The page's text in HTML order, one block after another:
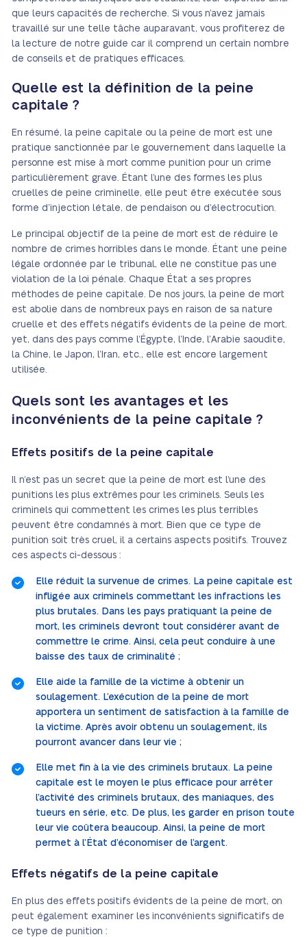
que leurs capacités de recherche. Si vous n’avez jamais
travaillé sur une telle tâche auparavant, vous profiterez de
la lecture de notre guide car il comprend un certain nombre
de conseils et de pratiques efficaces.
Quelle est la définition de la peine
capitale ?
En résumé, la peine capitale ou la peine de mort est une
pratique sanctionnée par le gouvernement dans laquelle la
personne est mise à mort comme punition pour un crime
particulièrement grave. Étant l’une des formes les plus
cruelles de peine criminelle, elle peut être exécutée sous
forme d’injection létale, de pendaison ou d’électrocution.
Le principal objectif de la peine de mort est de réduire le
nombre de crimes horribles dans le monde. Étant une peine
légale ordonnée par le tribunal, elle ne constitue pas une
violation de la loi pénale. Chaque État a ses propres
méthodes de peine capitale. De nos jours, la peine de mort
est abolie dans de nombreux pays en raison de sa nature
cruelle et des effets négatifs évidents de la peine de mort.
yet, dans des pays comme l’Égypte, l’Inde, l’Arabie saoudite,
la Chine, le Japon, l’Iran, etc., elle est encore largement
utilisée.
Quels sont les avantages et les
inconvénients de la peine capitale ?
Effets positifs de la peine capitale
Il n’est pas un secret que la peine de mort est l’une des
punitions les plus extrêmes pour les criminels. Seuls les
criminels qui commettent les crimes les plus terribles
peuvent être condamnés à mort. Bien que ce type de
punition soit très cruel, il a certains aspects positifs. Trouvez
ces aspects ci-dessous :
Elle réduit la survenue de crimes. La peine capitale est
infligée aux criminels commettant les infractions les
plus brutales. Dans les pays pratiquant la peine de
mort, les criminels devront tout considérer avant de
commettre le crime. Ainsi, cela peut conduire à une
baisse des taux de criminalité ;
Elle aide la famille de la victime à obtenir un
soulagement. L’exécution de la peine de mort
apportera un sentiment de satisfaction à la famille de
la victime. Après avoir obtenu un soulagement, ils
pourront avancer dans leur vie ;
Elle met fin à la vie des criminels brutaux. La peine
capitale est le moyen le plus efficace pour arrêter
l’activité des criminels brutaux, des maniaques, des
tueurs en série, etc. De plus, les garder en prison toute
leur vie coûtera beaucoup. Ainsi, la peine de mort
permet à l’État d’économiser de l’argent.
Effets négatifs de la peine capitale
En plus des effets positifs évidents de la peine de mort, on
peut également examiner les inconvénients significatifs de
ce type de punition :